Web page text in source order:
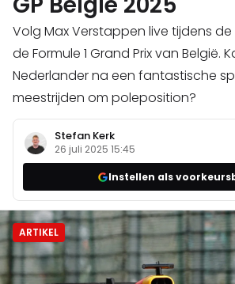
Volg Max Verstappen live tijdens
de Formule 1 Grand Prix van België.
Nederlander na een fantastische
meestrijden om poleposition?
Stefan Kerk
26 juli 2025 15:45
Instellen als
ARTIKEL